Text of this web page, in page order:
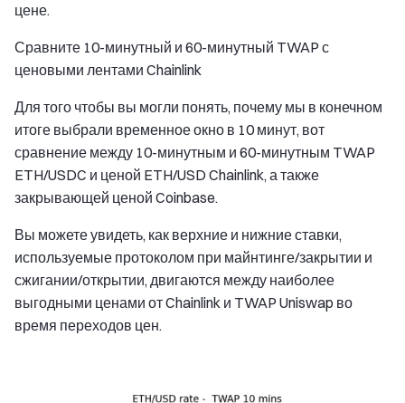
цене.
Сравните 10-минутный и 60-минутный TWAP с
ценовыми лентами Chainlink
Для того чтобы вы могли понять, почему мы в конечном
итоге выбрали временное окно в 10 минут, вот
сравнение между 10-минутным и 60-минутным TWAP
ETH/USDC и ценой ETH/USD Chainlink, а также
закрывающей ценой Coinbase.
Вы можете увидеть, как верхние и нижние ставки,
используемые протоколом при майнтинге/закрытии и
сжигании/открытии, двигаются между наиболее
выгодными ценами от Chainlink и TWAP Uniswap во
время переходов цен.